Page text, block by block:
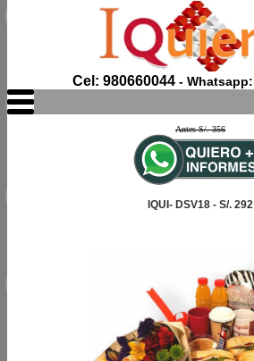
Cel: 980660044- Whatsapp:
Antes S/. 356
IQUI- DSV18 - S/. 292